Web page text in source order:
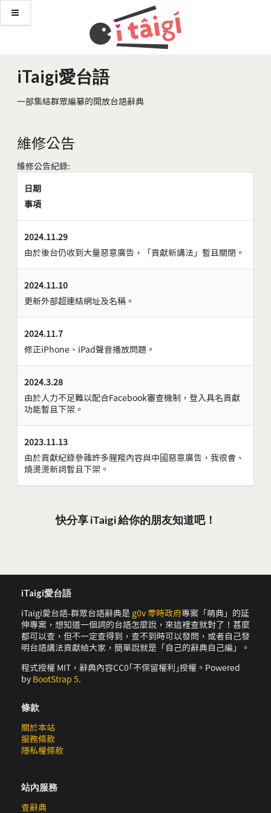
iTaigi愛台語
一部集結群眾編纂的開放台語辭典
維修公告
維修公告紀錄:
日期
事項
2024.11.29
由於後台仍收到大量惡意廣告，「貢獻新講法」暫且關閉。
2024.11.10
更新外部超連結網址及名稱。
2024.11.7
修正iPhone、iPad聲音播放問題。
2024.3.28
由於人力不足難以配合Facebook審查機制，登入具名貢獻
功能暫且下架。
2023.11.13
由於貢獻紀錄參雜許多腥羶內容與中國惡意廣告，我很會、
燒燙燙新詞暫且下架。
快分享 iTaigi 給你的朋友知道吧！
iTaigi愛台語
iTaigi愛台語-群眾台語辭典是 g0v 零時政府專案「萌典」的延
伸專案，想知道一個詞的台語怎麼說，來這裡查就對了！甚麼
都可以查，但不一定查得到，查不到時可以發問，或者自己發
明台語講法貢獻給大家，簡單說就是「自己的辭典自己編」。
程式授權 MIT，辭典內容CC0｢不保留權利｣授權。Powered
by BootStrap 5.
條款
關於本站
服務條款
隱私權條款
站內服務
查辭典